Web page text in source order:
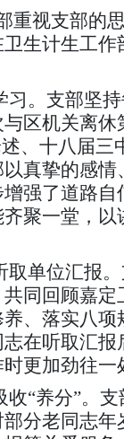
视支部的
生计生工
。 支部坚
区机关离
、十八届
真挚的感
强了道路
聚一堂，
单位汇报。
同回顾嘉
、落实八
在听取汇
更加劲往
“养分”。 支
分老同志